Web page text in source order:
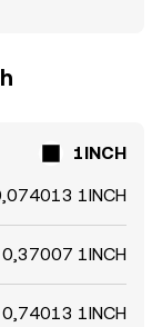
1INCH
1INCH
0,37007 1INCH
0,74013 1INCH